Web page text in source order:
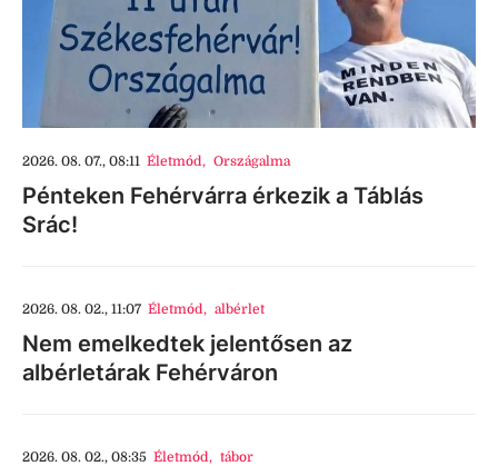
2026. 08. 07., 08:11 Életmód, Országalma
Pénteken Fehérvárra érkezik a Táblás
Srác!
2026. 08. 02., 11:07 Életmód, albérlet
Nem emelkedtek jelentősen az
albérletárak Fehérváron
2026. 08. 02., 08:35 Életmód, tábor